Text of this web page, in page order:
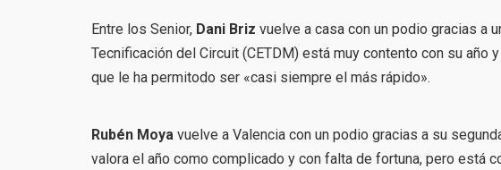
Entre los Senior, Dani Briz vuelve a casa con un podio gracias a
Tecnificación del Circuit (CETDM) está muy contento con su
que le ha permitodo ser «casi siempre el más rápido».
Rubén Moya vuelve a Valencia con un podio gracias a su
valora el año como complicado y con falta de fortuna, pero está